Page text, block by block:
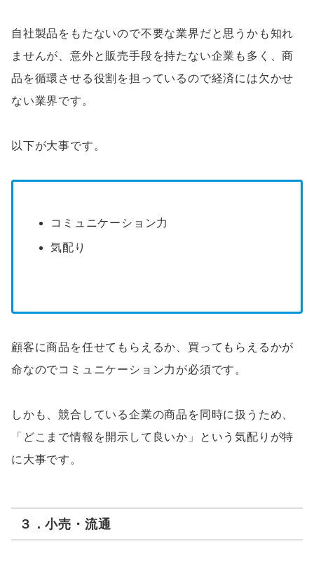
自社製品をもたないので不要な業界だと思うかも知れ
ませんが、意外と販売手段を持たない企業も多く、商
品を循環させる役割を担っているので経済には欠かせ
ない業界です。
以下が大事です。
コミュニケーション力
気配り
顧客に商品を任せてもらえるか、買ってもらえるかが
命なのでコミュニケーション力が必須です。
しかも、競合している企業の商品を同時に扱うため、
「どこまで情報を開示して良いか」という気配りが特
に大事です。
３．小売・流通